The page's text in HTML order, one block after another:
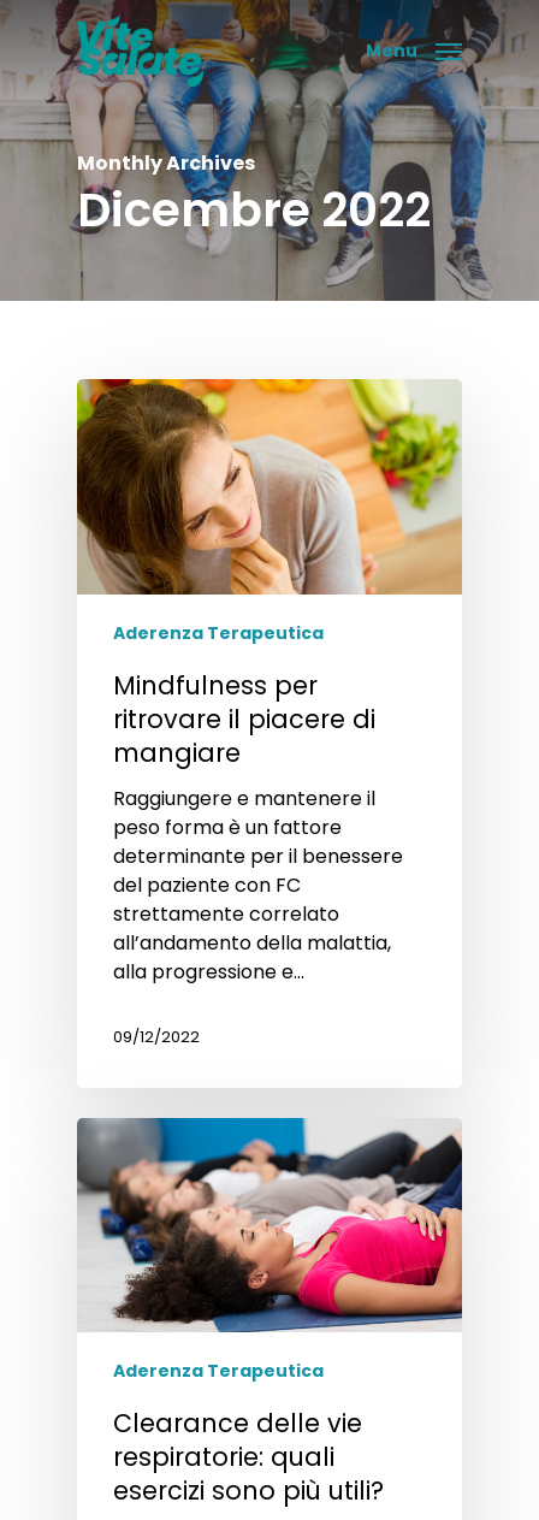
Skip
to
main
content
Menu
Monthly Archives
Dicembre 2022
Aderenza Terapeutica
Mindfulness per
ritrovare il piacere di
mangiare
Raggiungere e mantenere il
peso forma è un fattore
determinante per il benessere
del paziente con FC
strettamente correlato
all’andamento della malattia,
alla progressione e…
09/12/2022
Aderenza Terapeutica
Clearance delle vie
respiratorie: quali
esercizi sono più utili?